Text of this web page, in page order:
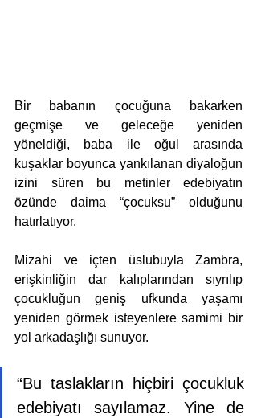
Bir babanın çocuğuna bakarken
geçmişe ve geleceğe yeniden
yöneldiği, baba ile oğul arasında
kuşaklar boyunca yankılanan diyaloğun
izini süren bu metinler edebiyatın
özünde daima “çocuksu” olduğunu
hatırlatıyor.
Mizahi ve içten üslubuyla Zambra,
erişkinliğin dar kalıplarından sıyrılıp
çocukluğun geniş ufkunda yaşamı
yeniden görmek isteyenlere samimi bir
yol arkadaşlığı sunuyor.
“Bu taslakların hiçbiri çocukluk
edebiyatı sayılamaz. Yine de